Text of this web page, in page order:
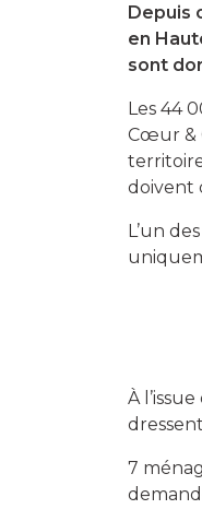
Depuis
en
sont
Les 44
Cœur &
doivent
L’un
À
7